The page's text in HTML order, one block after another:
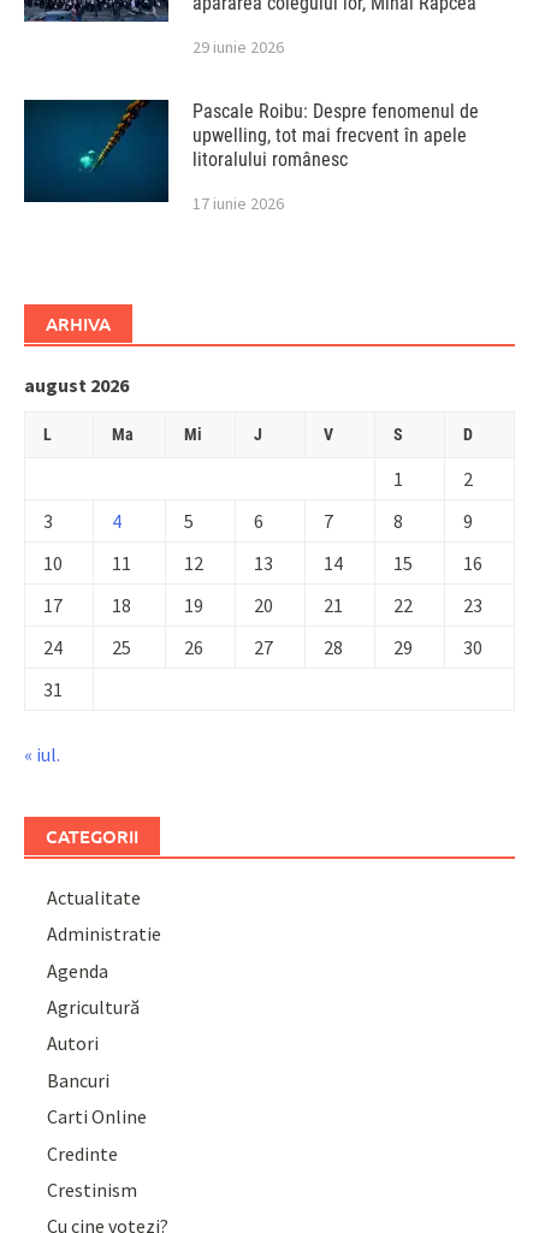
29 iunie 2026
Pascale Roibu: Despre fenomenul de
upwelling, tot mai frecvent în apele
litoralului românesc
17 iunie 2026
ARHIVA
august 2026
L Ma Mi J V S D
1
2
3
4 5 6 7 8
9
10
11 12 13 14 15
16
17
18 19 20 21 22
23
24
25 26 27 28 29
30
31
« iul.
CATEGORII
Actualitate
Administratie
Agenda
Agricultură
Autori
Bancuri
Carti Online
Credinte
Crestinism
Cu cine votezi?